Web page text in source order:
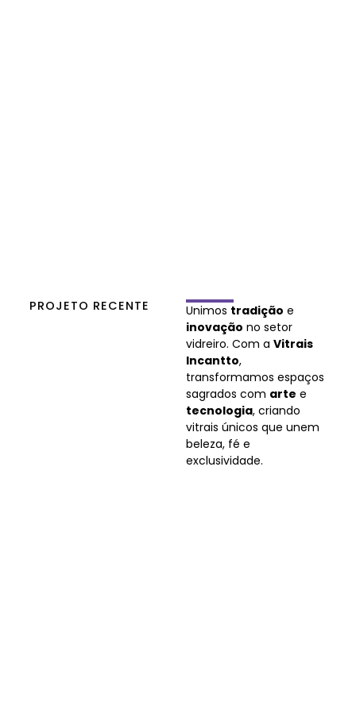
PROJETO RECENTE Unimos tradição e
inovação no setor
vidreiro. Com a Vitrais
Incantto,
transformamos espaços
sagrados com arte e
tecnologia, criando
vitrais únicos que unem
beleza, fé e
exclusividade.